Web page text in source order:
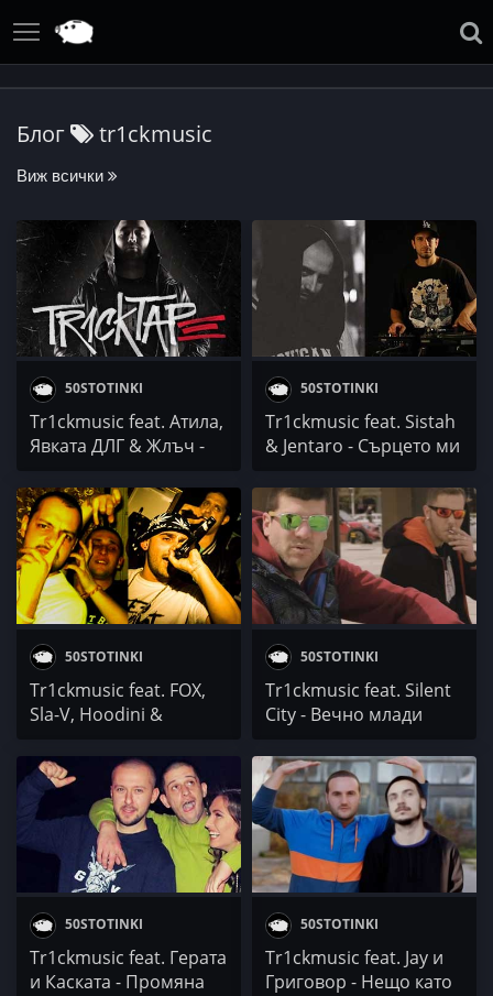
Блог tr1ckmusic
Виж всички
50STOTINKI
Tr1ckmusic feat. Атила,
Явката ДЛГ & Жлъч -
50STOTINKI
Tr1ckmusic feat. Sistah
& Jentaro - Сърцето ми
50STOTINKI
Tr1ckmusic feat. FOX,
Sla-V, Hoodini &
50STOTINKI
Tr1ckmusic feat. Silent
City - Вечно млади
50STOTINKI
Tr1ckmusic feat. Герата
и Каската - Промяна
50STOTINKI
Tr1ckmusic feat. Jay и
Григовор - Нещо като